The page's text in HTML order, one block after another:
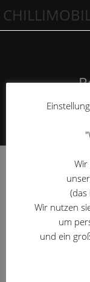
Wir
(das
Wir nutzen
um
und ein